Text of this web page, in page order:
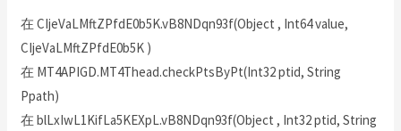
在 CIjeVaLMftZPfdE0b5K.vB8NDqn93f(Object , Int64 value,
CIjeVaLMftZPfdE0b5K )
在 MT4APIGD.MT4Thead.checkPtsByPt(Int32 ptid, String
Ppath)
在 blLxIwL1KifLa5KEXpL.vB8NDqn93f(Object , Int32 ptid, String